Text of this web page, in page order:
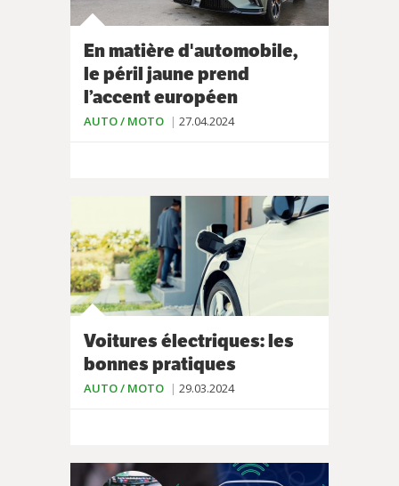
En matière d'automobile,
le péril jaune prend
l’accent européen
AUTO / MOTO 27.04.2024
Voitures électriques: les
bonnes pratiques
AUTO / MOTO 29.03.2024